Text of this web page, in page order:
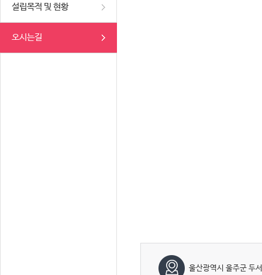
설립목적 및 현황
오시는길
울산광역시 울주군 두